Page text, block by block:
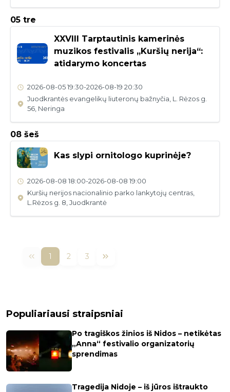
05 tre
XXVIII Tarptautinis kamerinės
muzikos festivalis „Kuršių nerija“:
atidarymo koncertas
2026-08-0519:30-2026-08-19 20:30
Juodkrantės evangelikų liuteronų bažnyčia, L. Rėzos g.
56, Neringa
08 šeš
Kas slypi ornitologo kuprinėje?
2026-08-08 18:00-2026-08-08 19:00
Kuršių nerijos nacionalinio parko lankytojų centras,
L.Rėzos g. 8, Juodkrantė
1 2 3
Populiariausi straipsniai
Po tragiškos žinios iš Nidos – netikėtas
„Anna“ festivalio organizatorių
sprendimas
Tragedija Nidoje – iš jūros ištraukto